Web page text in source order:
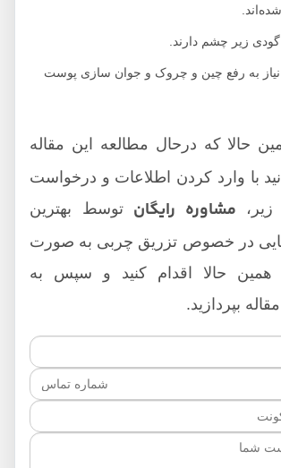
زیر چشم دارند.
به رفع چین و چروک و جوان سازی پوست
که درحال مطالعه این مقاله
با وارد کردن اطلاعات و درخواست
مشاوره رایگانتوسط بهترین
در خصوص تزریق چربی به صورت
حالا اقدام کنید و سپس به
بپردازید.